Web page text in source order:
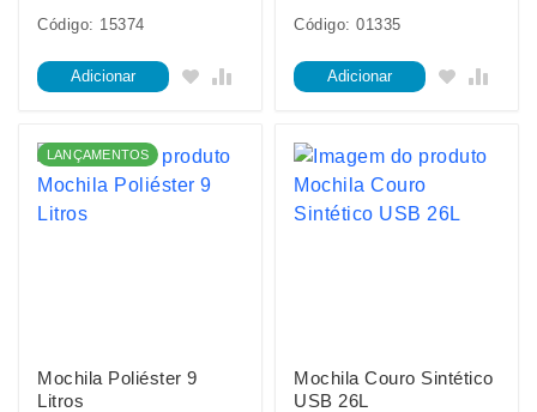
Código: 15374
Adicionar
Código: 01335
Adicionar
LANÇAMENTOS
Mochila Poliéster 9
Litros
Mochila Couro Sintético
USB 26L